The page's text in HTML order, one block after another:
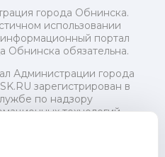
города Обнинска.
использовании
портал
Обнинска обязательна.
Администрации города
зарегистрирован в
по надзору
технологий
(Роскомнадзор) 24 июля
года.
Эл № ФС77-73321